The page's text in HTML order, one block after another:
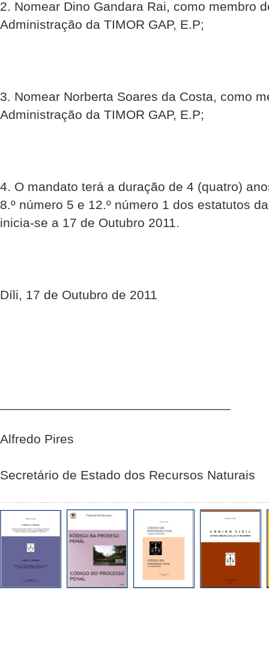
2. Nomear Dino Gandara Rai, como membro
Administração da TIMOR GAP, E.P;
3. Nomear Norberta Soares da Costa, como
Administração da TIMOR GAP, E.P;
4. O mandato terá a duração de 4 (quatro)
8.º número 5 e 12.º número 1 dos estatutos
inicia-se a 17 de Outubro 2011.
Díli, 17 de Outubro de 2011
Alfredo Pires
Secretário de Estado dos Recursos Naturais